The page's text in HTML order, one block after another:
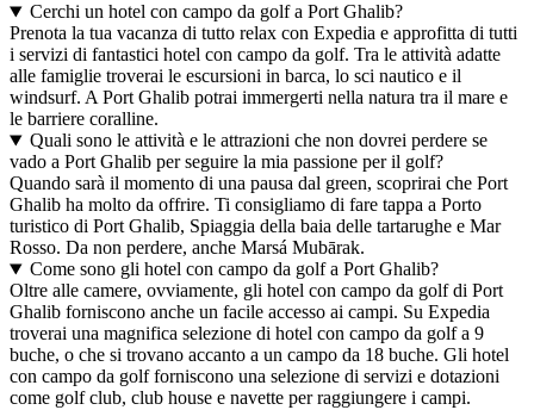
Cerchi un hotel con campo da golf a Port Ghalib?
Prenota la tua vacanza di tutto relax con Expedia e approfitta di tutti
i servizi di fantastici hotel con campo da golf. Tra le attività adatte
alle famiglie troverai le escursioni in barca, lo sci nautico e il
windsurf. A Port Ghalib potrai immergerti nella natura tra il mare e
le barriere coralline.
Quali sono le attività e le attrazioni che non dovrei perdere se
vado a Port Ghalib per seguire la mia passione per il golf?
Quando sarà il momento di una pausa dal green, scoprirai che Port
Ghalib ha molto da offrire. Ti consigliamo di fare tappa a Porto
turistico di Port Ghalib, Spiaggia della baia delle tartarughe e Mar
Rosso. Da non perdere, anche Marsá Mubārak.
Come sono gli hotel con campo da golf a Port Ghalib?
Oltre alle camere, ovviamente, gli hotel con campo da golf di Port
Ghalib forniscono anche un facile accesso ai campi. Su Expedia
troverai una magnifica selezione di hotel con campo da golf a 9
buche, o che si trovano accanto a un campo da 18 buche. Gli hotel
con campo da golf forniscono una selezione di servizi e dotazioni
come golf club, club house e navette per raggiungere i campi.